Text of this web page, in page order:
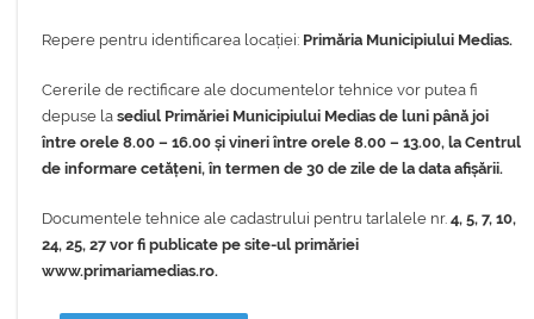
Repere pentru identificarea locației: Primăria Municipiului Medias.
Cererile de rectificare ale documentelor tehnice vor putea fi
depuse la sediul Primăriei Municipiului Medias de luni până joi
între orele 8.00 – 16.00 și vineri între orele 8.00 – 13.00, la Centrul
de informare cetățeni, în termen de 30 de zile de la data afișării.
Documentele tehnice ale cadastrului pentru tarlalele nr. 4, 5, 7, 10,
24, 25, 27 vor fi publicate pe site-ul primăriei
www.primariamedias.ro.